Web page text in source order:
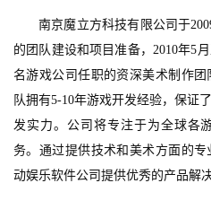
页
游
原
创
南京魔立方科技有限公司于
的团队建设和项目准备，2010年5
名游戏公司任职的资深美术制作团
队拥有5-10年游戏开发经验，保证
发实力。公司将专注于为全球各
务。通过提供技术和美术方面的
动娱乐软件公司提供优秀的产品解决